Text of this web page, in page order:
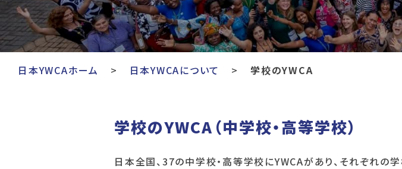
日本YWCAホーム 日本YWCAについて 学校のYWCA
学校のYWCA（中学校・高等学校）
日本全国、37の中学校・高等学校にYWCAがあり、それぞれの